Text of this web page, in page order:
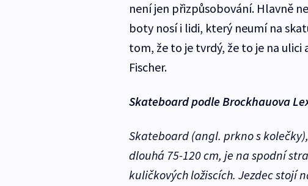
není jen přizpůsobování. Hlavně
boty nosí i lidi, který neumí na
tom, že to je tvrdý, že to je na ulici
Fischer.
Skateboard podle Brockhauova
Skateboard (angl. prkno s
dlouhá 75-120 cm, je na spodní
kuličkových ložiscích. Jezdec stojí